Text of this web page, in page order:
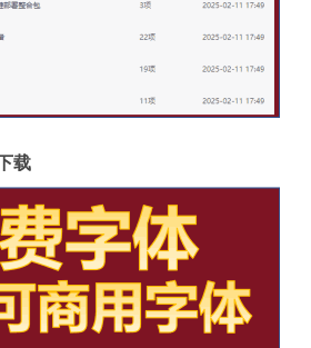
载